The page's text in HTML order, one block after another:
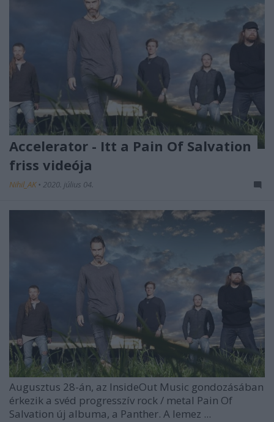
Accelerator - Itt a Pain Of Salvation
friss videója
Nihil_AK • 2020. július 04.
Augusztus 28-án, az InsideOut Music gondozásában
érkezik a svéd progresszív rock / metal Pain Of
Salvation új albuma, a Panther. A lemez ...